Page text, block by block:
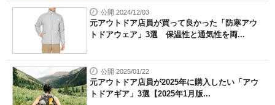
公開 2024/12/03
元アウトドア店員が買って良かった「防寒アウ
トドアウェア」3選 保温性と通気性を両...
公開 2025/01/22
元アウトドア店員が2025年に購入したい「アウ
トドアギア」3選【2025年1月版...